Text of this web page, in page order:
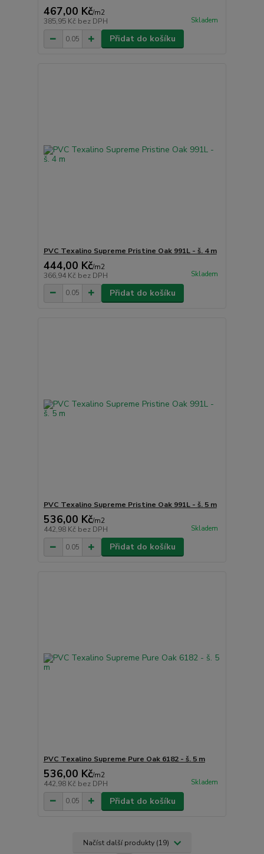
467,00 Kč/m2
385,95 Kč bez DPH Skladem
Přidat do košíku
PVC Texalino Supreme Pristine Oak 991L - š. 4 m
444,00 Kč/m2
366,94 Kč bez DPH Skladem
Přidat do košíku
PVC Texalino Supreme Pristine Oak 991L - š. 5 m
536,00 Kč/m2
442,98 Kč bez DPH Skladem
Přidat do košíku
PVC Texalino Supreme Pure Oak 6182 - š. 5 m
536,00 Kč/m2
442,98 Kč bez DPH Skladem
Přidat do košíku
Načíst další produkty (19)